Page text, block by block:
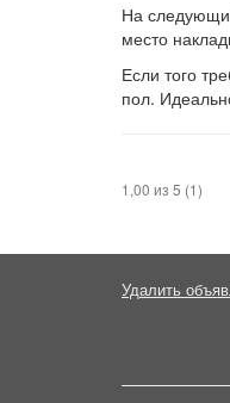
На
место
Если того
пол.
1,00 из 5 (1)
Удалить